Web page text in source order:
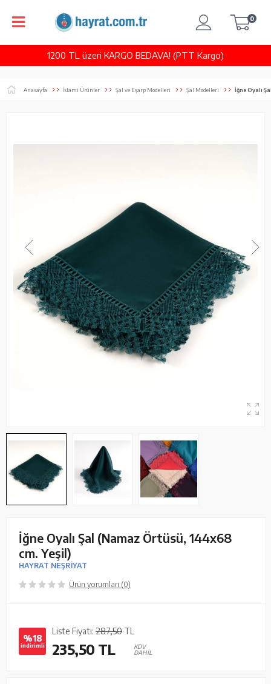
1200 TL üzeri KARGO BEDAVA! (PTT Kargo)
0
Anasayfa İslami Ürünler Şal ve Eşarp Modelleri Şal Modelleri İğne Oyalı
İğne Oyalı Şal (Namaz Örtüsü, 144x68
cm. Yeşil)
HAYRAT NEŞRİYAT
Ürün yorumları (0)
%18
indirimli
Liste Fiyatı: 287,50 TL
235,50 TL
KDV
DAHİL